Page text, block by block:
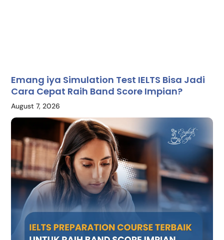
Emang iya Simulation Test IELTS Bisa Jadi
Cara Cepat Raih Band Score Impian?
August 7, 2026